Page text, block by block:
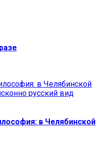
в Челябинской